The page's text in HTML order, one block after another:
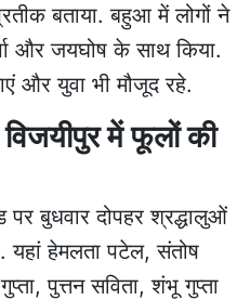
बताया. बहुआ में लोगों ने
और जयघोष के साथ किया.
और युवा भी मौजूद रहे.
में फूलों की
बुधवार दोपहर श्रद्धालुओं
यहां हेमलता पटेल, संतोष
पुत्तन सविता, शंभू गुप्ता